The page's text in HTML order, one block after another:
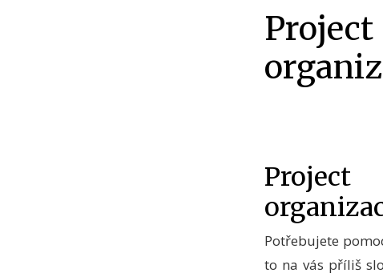
Potřebujete
to na vás příliš